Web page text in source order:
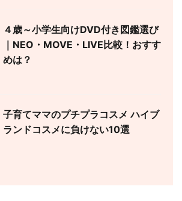
４歳～小学生向けDVD付き図鑑選び
｜NEO・MOVE・LIVE比較！おすす
めは？
子育てママのプチプラコスメ ハイブ
ランドコスメに負けない10選